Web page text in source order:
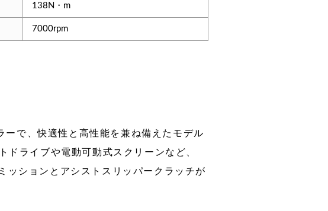
138N・m
7000rpm
で、快適性と高性能を兼ね備えたモデル
ライブや電動可動式スクリーンなど、
ッションとアシストスリッパークラッチが